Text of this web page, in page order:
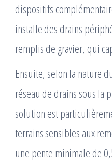
dispositifs
installe des drains
remplis de gravier, qui
Ensuite, selon la nature
réseau de drains sous la
solution est
terrains sensibles aux
une pente minimale de